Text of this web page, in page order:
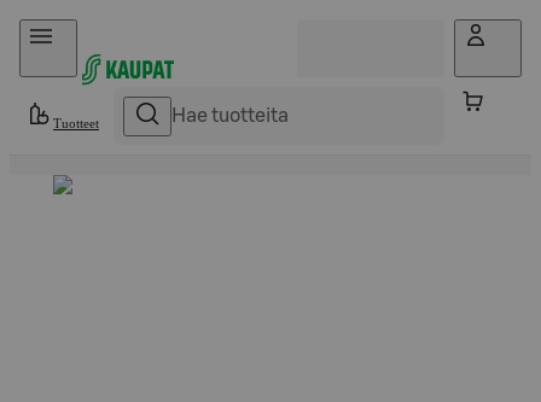
Hyppää sisältöön
Tuotteet